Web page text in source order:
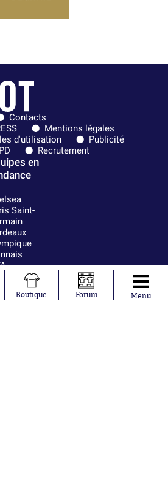
Contacts
Mentions légales
d'utilisation
Publicité
Recrutement
en
Saint-
Madrid
Strasbourg
MilanBoutique Forum Menu